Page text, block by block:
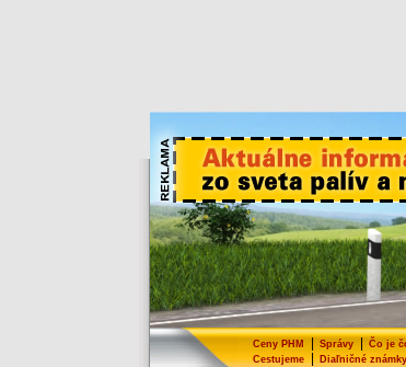
Ceny PHM Správy Čo je
Cestujeme| Diaľničné známky